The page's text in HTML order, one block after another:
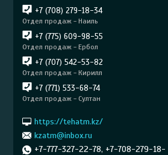
+7 (708) 279-18-34
Отдел продаж - Наиль
+7 (775) 609-98-55
Отдел продаж - Ербол
+7 (707) 542-53-82
Отдел продаж - Кирилл
+7 (771) 533-68-74
Отдел продаж - Султан
https://tehatm.kz/
kzatm@inbox.ru
+7-777-327-22-78, +7-708-279-18-